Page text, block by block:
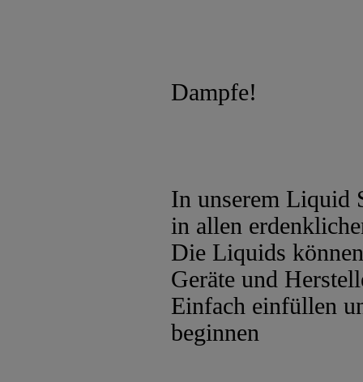
Dampfe!
In unserem Liquid
in allen
Die Liquids
Geräte und
Einfach einfüllen
beginnen